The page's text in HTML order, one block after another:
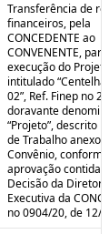
Transferência de
financeiros, pela
CONCEDENTE ao
CONVENENTE,
execução do Projeto
intitulado
02”, Ref. Finep no
doravante
“Projeto”, descrito
de Trabalho anexo
Convênio, conforme
aprovação contida
Decisão da
Executiva da
no 0904/20, de 12/